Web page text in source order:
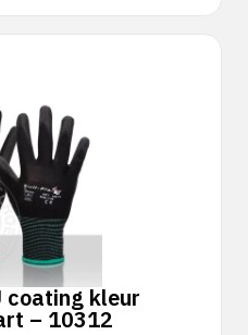
coating kleur
– 10312